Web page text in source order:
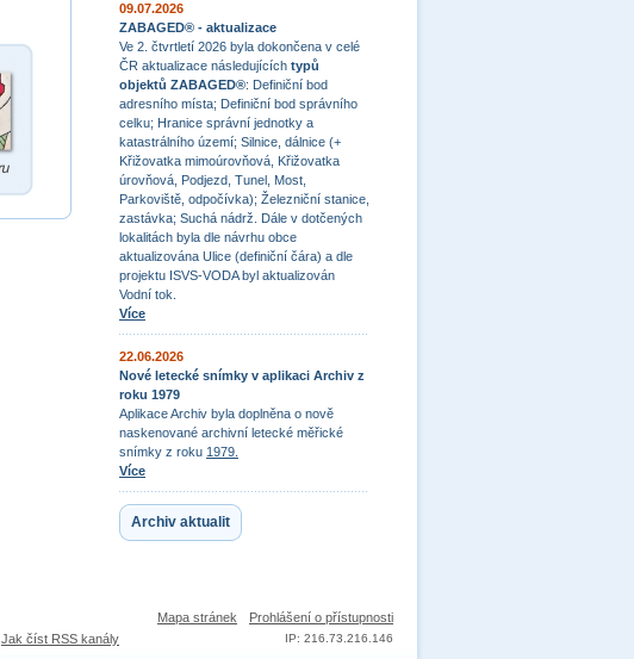
09.07.2026
ZABAGED® - aktualizace
Ve 2. čtvrtletí 2026 byla dokončena v celé
ČR aktualizace následujících typů
objektů ZABAGED®: Definiční bod
adresního místa; Definiční bod správního
celku; Hranice správní jednotky a
katastrálního území; Silnice, dálnice (+
Křižovatka mimoúrovňová, Křižovatka
úrovňová, Podjezd, Tunel, Most,
Parkoviště, odpočívka); Železniční stanice,
zastávka; Suchá nádrž. Dále v dotčených
lokalitách byla dle návrhu obce
aktualizována Ulice (definiční čára) a dle
projektu ISVS-VODA byl aktualizován
Vodní tok.
Více
22.06.2026
Nové letecké snímky v aplikaci Archiv z
roku 1979
Aplikace Archiv byla doplněna o nově
naskenované archivní letecké měřické
snímky z roku 1979.
Více
Archiv aktualit
Mapa stránek Prohlášení o přístupnosti
IP: 216.73.216.146
Jak číst RSS kanály